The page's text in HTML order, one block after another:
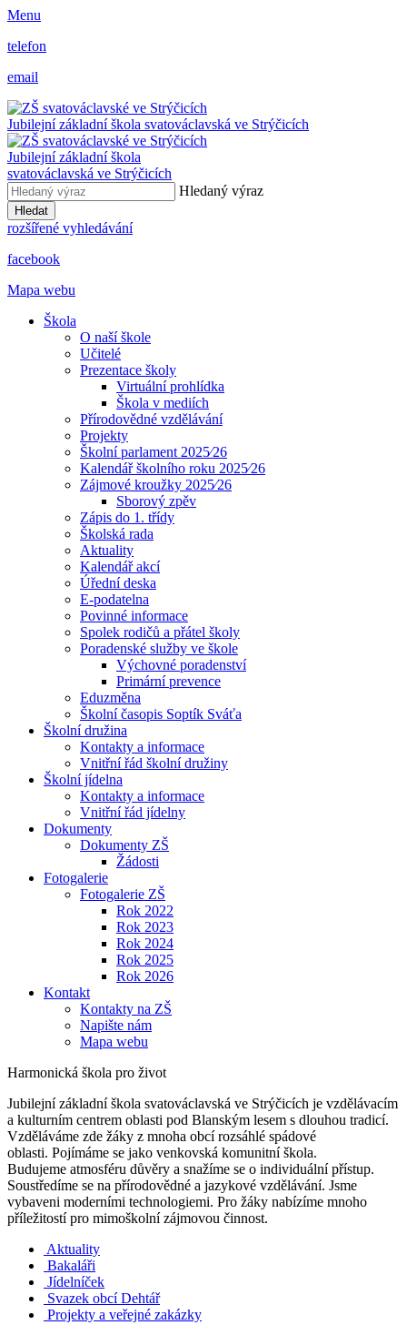
Menu
telefon
email
Jubilejní základní škola svatováclavská ve Strýčicích
Jubilejní základní škola
svatováclavská ve Strýčicích
Hledaný výraz
Hledat
rozšířené vyhledávání
facebook
Mapa webu
Škola
O naší škole
Učitelé
Prezentace školy
Virtuální prohlídka
Škola v mediích
Přírodovědné vzdělávání
Projekty
Školní parlament 2025⁄26
Kalendář školního roku 2025⁄26
Zájmové kroužky 2025⁄26
Sborový zpěv
Zápis do 1. třídy
Školská rada
Aktuality
Kalendář akcí
Úřední deska
E-podatelna
Povinné informace
Spolek rodičů a přátel školy
Poradenské služby ve škole
Výchovné poradenství
Primární prevence
Eduzměna
Školní časopis Soptík Sváťa
Školní družina
Kontakty a informace
Vnitřní řád školní družiny
Školní jídelna
Kontakty a informace
Vnitřní řád jídelny
Dokumenty
Dokumenty ZŠ
Žádosti
Fotogalerie
Fotogalerie ZŠ
Rok 2022
Rok 2023
Rok 2024
Rok 2025
Rok 2026
Kontakt
Kontakty na ZŠ
Napište nám
Mapa webu
Harmonická škola pro život
Jubilejní základní škola svatováclavská ve Strýčicích je vzdělávacím
a kulturním centrem oblasti pod Blanským lesem s dlouhou tradicí.
Vzděláváme zde žáky z mnoha obcí rozsáhlé spádové
oblasti. Pojímáme se jako venkovská komunitní škola.
Budujeme atmosféru důvěry a snažíme se o individuální přístup.
Soustředíme se na přírodovědné a jazykové vzdělávání. Jsme
vybaveni moderními technologiemi. Pro žáky nabízíme mnoho
příležitostí pro mimoškolní zájmovou činnost.
Aktuality
Bakaláři
Jídelníček
Svazek obcí Dehtář
Projekty a veřejné zakázky